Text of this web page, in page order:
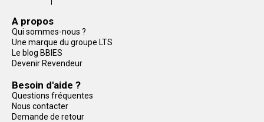
A propos
Qui sommes-nous ?
Une marque du groupe LTS
Le blog BBIES
Devenir Revendeur
Besoin d'aide ?
Questions fréquentes
Nous contacter
Demande de retour